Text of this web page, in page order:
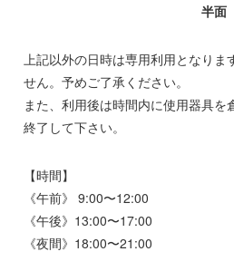
半面 バレー
上記以外の日時は専用利用となりま
せん。予めご了承ください。
また、利用後は時間内に使用器具を
終了して下さい。
【時間】
《午前》 9:00〜12:00
《午後》13:00〜17:00
《夜間》18:00〜21:00